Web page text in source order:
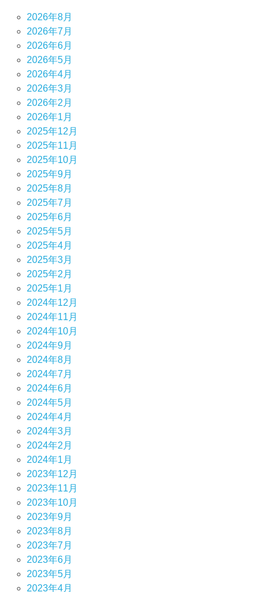
2026年8月
2026年7月
2026年6月
2026年5月
2026年4月
2026年3月
2026年2月
2026年1月
2025年12月
2025年11月
2025年10月
2025年9月
2025年8月
2025年7月
2025年6月
2025年5月
2025年4月
2025年3月
2025年2月
2025年1月
2024年12月
2024年11月
2024年10月
2024年9月
2024年8月
2024年7月
2024年6月
2024年5月
2024年4月
2024年3月
2024年2月
2024年1月
2023年12月
2023年11月
2023年10月
2023年9月
2023年8月
2023年7月
2023年6月
2023年5月
2023年4月